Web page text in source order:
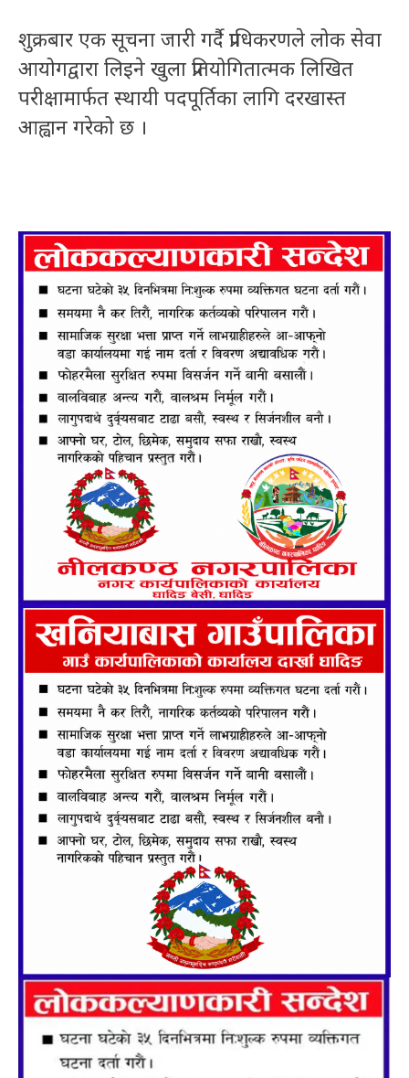
शुक्रबार एक सूचना जारी गर्दै प्राधिकरणले लोक सेवा
आयोगद्वारा लिइने खुला प्रतियोगितात्मक लिखित
परीक्षामार्फत स्थायी पदपूर्तिका लागि दरखास्त
आह्वान गरेको छ ।